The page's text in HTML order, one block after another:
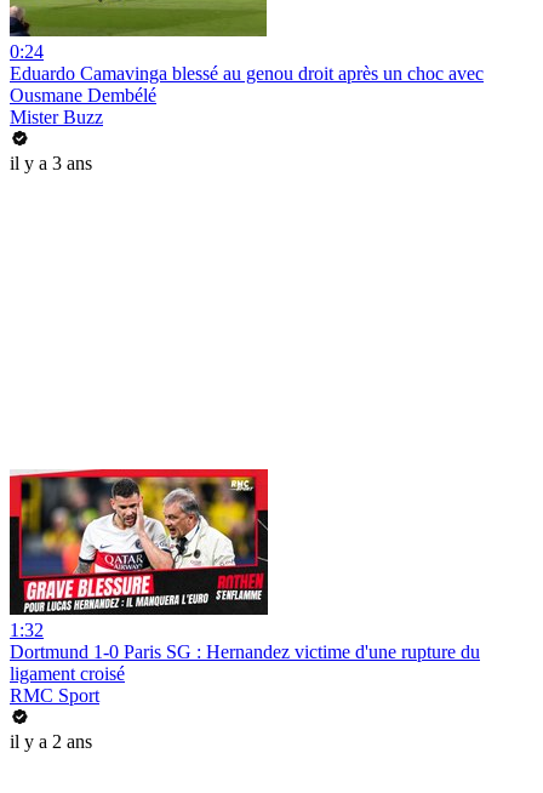
0:24
Eduardo Camavinga blessé au genou droit après un choc avec
Ousmane Dembélé
Mister Buzz
il y a 3 ans
1:32
​Dortmund 1-0 Paris SG : Hernandez victime d'une rupture du
ligament croisé
RMC Sport
il y a 2 ans